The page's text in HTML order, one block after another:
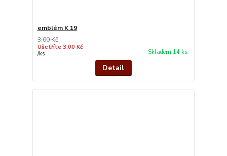
emblém K 19
3,00 Kč
Ušetříte 3,00 Kč
/ks Skladem 14 ks
Detail